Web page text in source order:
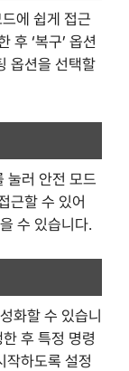
에 쉽게 접근
후 ‘복구’ 옵션
옵션을 선택할
눌러 안전 모드
근할 수 있어
수 있습니다.
화할 수 있습니
후 특정 명령
작하도록 설정